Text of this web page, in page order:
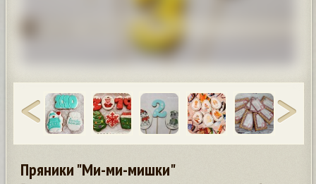
Пряники "Ми-ми-мишки"